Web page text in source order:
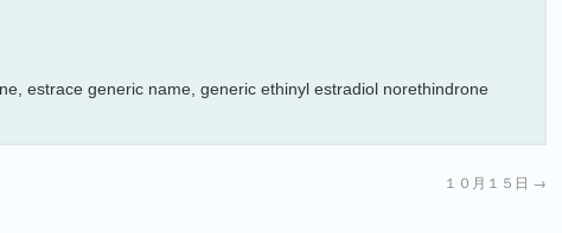
estrace generic name, generic ethinyl estradiol norethindrone
１０月１５日 →